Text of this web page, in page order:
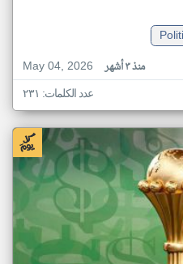
May 04, 2026
منذ ٣ أشهر
عدد الكلمات: ٢٣١